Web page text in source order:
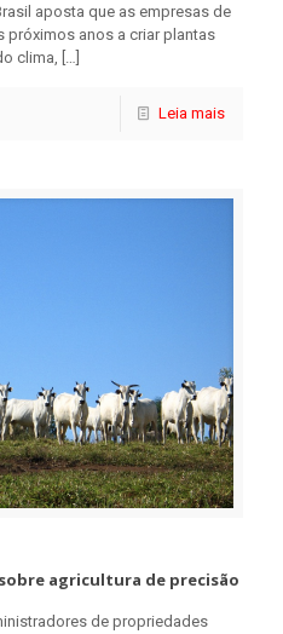
aposta que as empresas de
anos a criar plantas
clima,
Leia mais
agricultura de precisão
de propriedades